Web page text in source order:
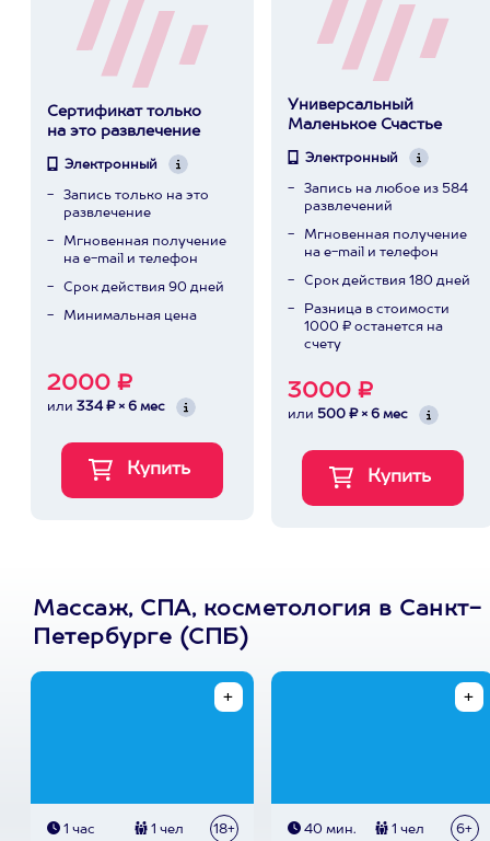
Сертификат только
на это развлечение
Электронный
Запись только на это
развлечение
Мгновенная получение
на e-mail и телефон
Срок действия 90 дней
Минимальная цена
2000 ₽
или 334 ₽ × 6 мес
Универсальный
Маленькое Счастье
Электронный
Запись на любое из 584
развлечений
Мгновенная получение
на e-mail и телефон
Срок действия 180 дней
Разница в стоимости
1000 ₽ останется на
счету
3000 ₽
или 500 ₽ × 6 мес
Массаж, СПА, косметология в Санкт-
Петербурге (СПБ)
1 час 1 чел 18+ 40 мин. 1 чел 6+